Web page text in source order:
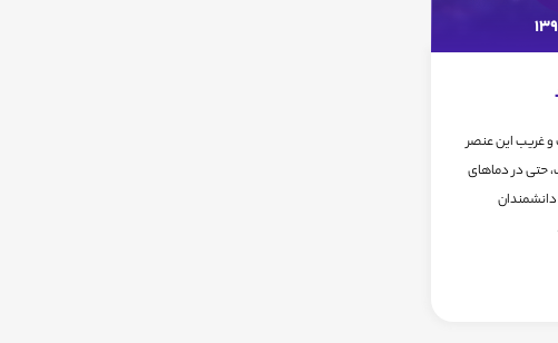
غریب این عنصر
حتی در دماهای
دانشمندان